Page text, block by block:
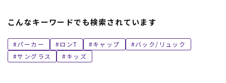
こんなキーワードでも検索されています
パーカー ロンT キャップ
バック/リュック
サングラス
キッズ